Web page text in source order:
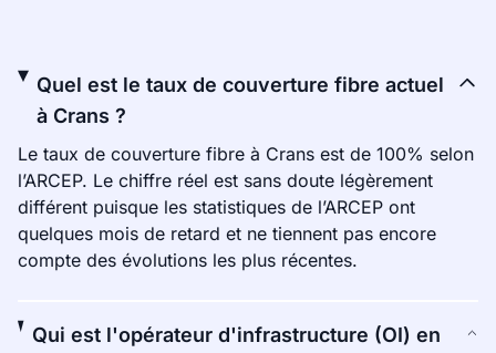
Quel est le taux de couverture fibre actuel
à Crans ?
Le taux de couverture fibre à Crans est de 100% selon
l’ARCEP. Le chiffre réel est sans doute légèrement
différent puisque les statistiques de l’ARCEP ont
quelques mois de retard et ne tiennent pas encore
compte des évolutions les plus récentes.
Qui est l'opérateur d'infrastructure (OI) en